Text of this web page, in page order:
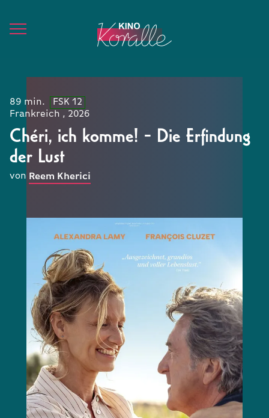
89 min.
FSK 12
Frankreich , 2026
Chéri, ich komme! - Die Erfindung
der Lust
von Reem Kherici